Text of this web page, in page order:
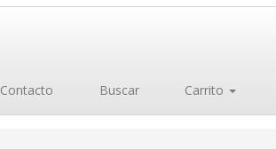
Contacto Buscar Carrito